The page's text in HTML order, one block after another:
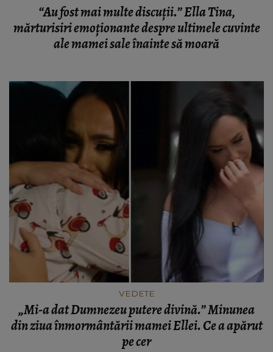
“Au fost mai multe discuții.” Ella Tina,
mărturisiri emoționante despre ultimele cuvinte
ale mamei sale înainte să moară
VEDETE
„Mi-a dat Dumnezeu putere divină.” Minunea
din ziua înmormântării mamei Ellei. Ce a apărut
pe cer